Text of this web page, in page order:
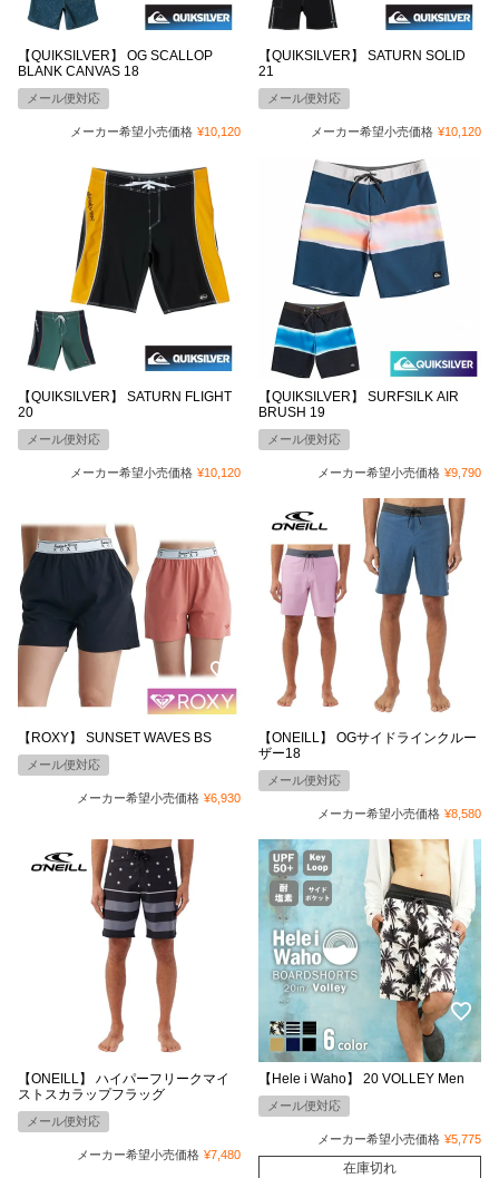
【QUIKSILVER】 OG SCALLOP
BLANK CANVAS 18
メール便対応
メーカー希望小売価格 ¥10,120
【QUIKSILVER】 SATURN SOLID
21
メール便対応
メーカー希望小売価格 ¥10,120
【QUIKSILVER】 SATURN FLIGHT
20
メール便対応
メーカー希望小売価格 ¥10,120
【QUIKSILVER】 SURFSILK AIR
BRUSH 19
メール便対応
メーカー希望小売価格 ¥9,790
【ROXY】 SUNSET WAVES BS
メール便対応
メーカー希望小売価格 ¥6,930
【ONEILL】 OGサイドラインクルー
ザー18
メール便対応
メーカー希望小売価格 ¥8,580
【ONEILL】 ハイパーフリークマイ
ストスカラップフラッグ
メール便対応
メーカー希望小売価格 ¥7,480
【Hele i Waho】 20 VOLLEY Men
メール便対応
メーカー希望小売価格 ¥5,775
在庫切れ